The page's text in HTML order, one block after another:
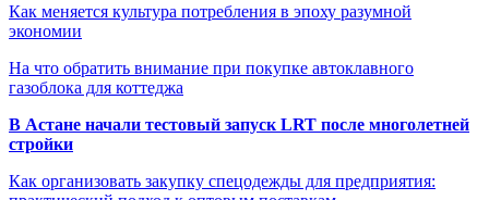
Как меняется культура потребления в эпоху разумной
экономии
На что обратить внимание при покупке автоклавного
газоблока для коттеджа
В Астане начали тестовый запуск LRT после многолетней
стройки
Как организовать закупку спецодежды для предприятия: